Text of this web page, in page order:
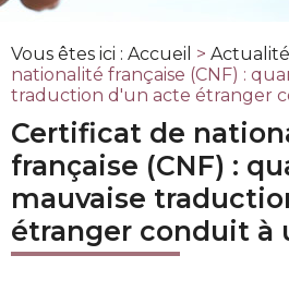
Vous êtes ici : Accueil >
nationalité française (CNF) :
traduction d'un acte étranger
Certificat de
française (CNF) :
mauvaise
étranger conduit à